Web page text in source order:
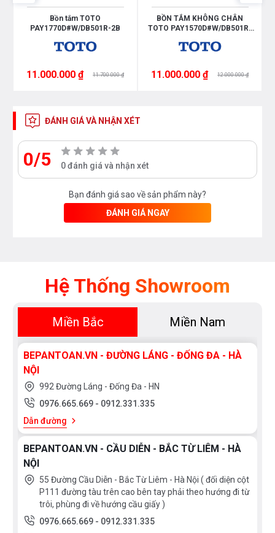
Bồn tắm TOTO
PAY1770D#W/DB501R-2B
11.000.000 ₫ 11.700.000 ₫
BỒN TẮM KHÔNG CHÂN
TOTO PAY1570D#W/DB501R-
11.000.000 ₫ 12.000.000 ₫
ĐÁNH GIÁ VÀ NHẬN XÉT
0/5 0 đánh giá và nhận xét
Bạn đánh giá sao về sản phẩm này?
ĐÁNH GIÁ NGAY
Hệ Thống Showroom
Miền Bắc Miền Nam
BEPANTOAN.VN - ĐƯỜNG LÁNG - ĐỐNG ĐA - HÀ
NỘI
992 Đường Láng - Đống Đa - HN
0976.665.669 - 0912.331.335
Dẫn đường
BEPANTOAN.VN - CẦU DIỄN - BẮC TỪ LIÊM - HÀ
NỘI
55 Đường Cầu Diễn - Bắc Từ Liêm - Hà Nội ( đối diện cột
P111 đường tàu trên cao bên tay phải theo hướng đi từ
trôi, phùng đi về hướng cầu giấy )
0976.665.669 - 0912.331.335